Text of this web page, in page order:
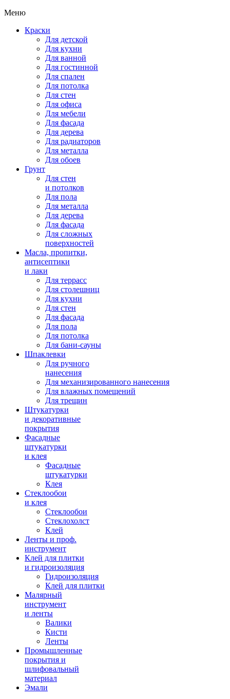
Меню
Краски
Для детской
Для кухни
Для ванной
Для гостинной
Для спален
Для потолка
Для стен
Для офиса
Для мебели
Для фасада
Для дерева
Для радиаторов
Для металла
Для обоев
Грунт
Для стен
и потолков
Для пола
Для металла
Для дерева
Для фасада
Для сложных
поверхностей
Масла, пропитки,
антисептики
и лаки
Для террасс
Для столешниц
Для кухни
Для стен
Для фасада
Для пола
Для потолка
Для бани-сауны
Шпаклевки
Для ручного
нанесения
Для механизированного нанесения
Для влажных помещений
Для трещин
Штукатурки
и декоративные
покрытия
Фасадные
штукатурки
и клея
Фасадные
штукатурки
Клея
Стеклообои
и клея
Стеклообои
Стеклохолст
Клей
Ленты и проф.
инструмент
Клей для плитки
и гидроизоляция
Гидроизоляция
Клей для плитки
Малярный
инструмент
и ленты
Валики
Кисти
Ленты
Промышленные
покрытия и
шлифовальный
материал
Эмали